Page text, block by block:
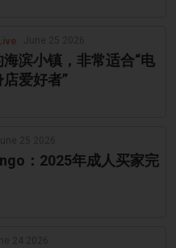
滨小镇，非常适合“电
爱好者”
：2025年成人买家完